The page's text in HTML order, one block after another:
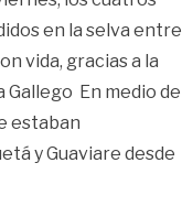
en la selva entre
vida, gracias a la
Gallego En medio de
estaban
y Guaviare desde